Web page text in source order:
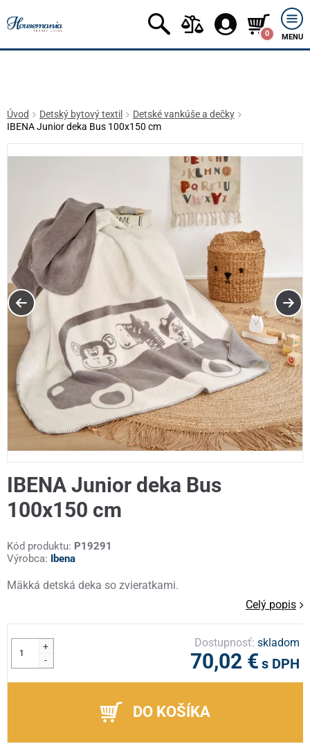
0 MENU
Úvod Detský bytový textil
Detské vankúše a dečky
IBENA Junior deka Bus 100x150 cm
IBENA Junior deka Bus
100x150 cm
Kód produktu: P19291
Výrobca:
Ibena
Mäkká detská deka so zvieratkami.
Celý popis
+
-
Dostupnosť:skladom
70,02 € s DPH
DO KOŠÍKA